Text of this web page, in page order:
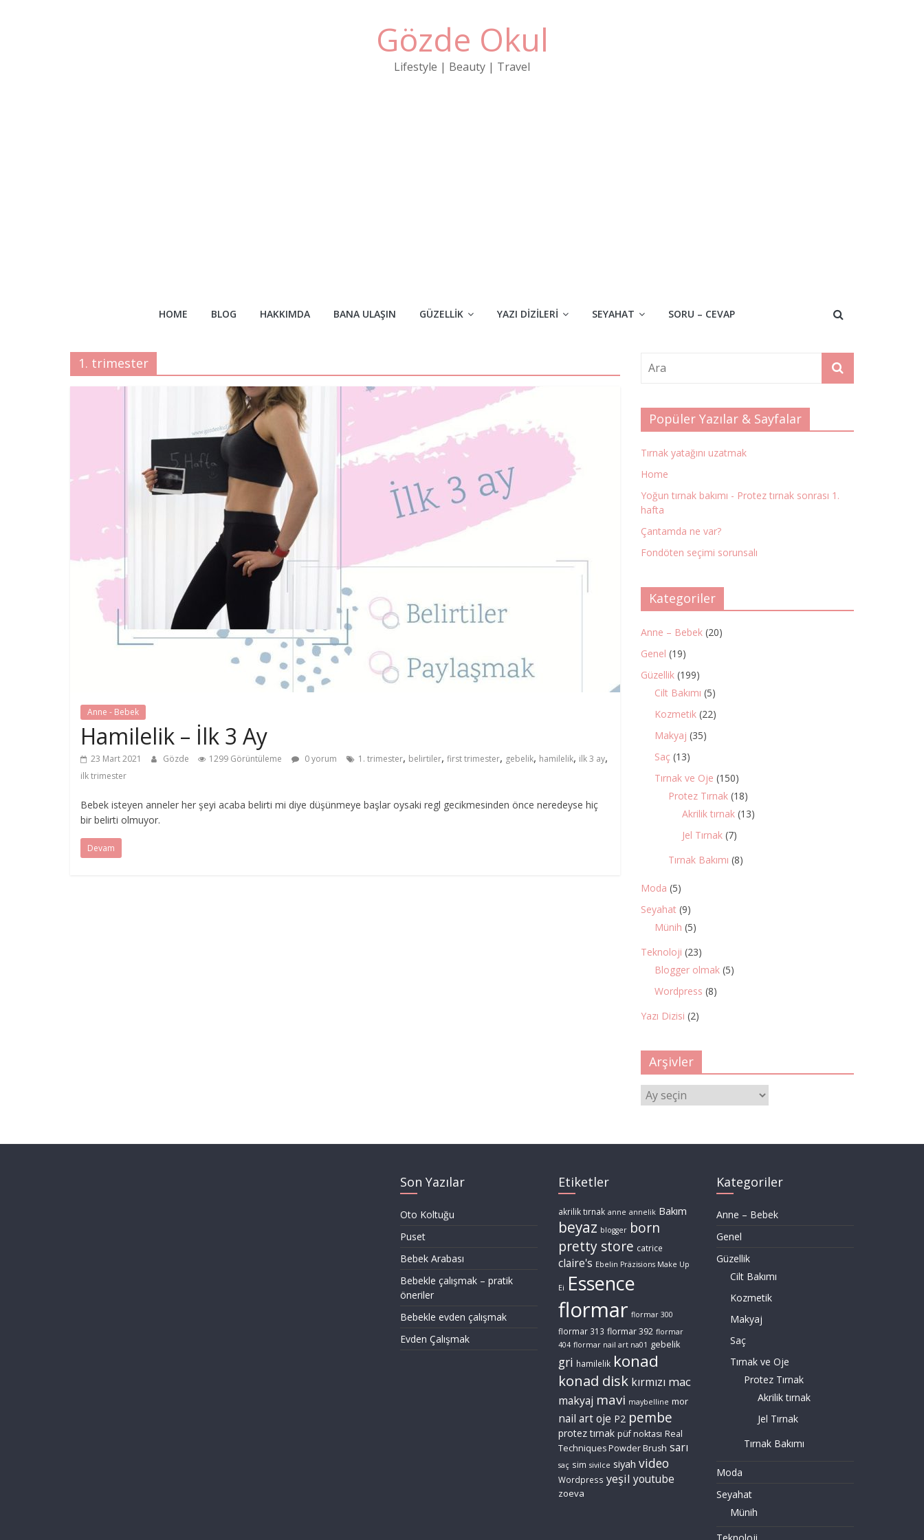
Gözde Okul
Lifestyle | Beauty | Travel
HOME BLOG HAKKIMDA BANA ULAŞIN GÜZELLIK YAZI DIZILERI SEYAHAT SORU – CEVAP
1. trimester
Anne - Bebek
Hamilelik – İlk 3 Ay
23 Mart 2021 Gözde 1299 Görüntüleme 0 yorum 1. trimester, belirtiler, first trimester, gebelik, hamilelik, ilk 3 ay,
ilk trimester
Bebek isteyen anneler her şeyi acaba belirti mi diye düşünmeye başlar oysaki regl gecikmesinden önce neredeyse hiç
bir belirti olmuyor.
Devam
Popüler Yazılar & Sayfalar
Tırnak yatağını uzatmak
Home
Yoğun tırnak bakımı - Protez tırnak sonrası 1.
hafta
Çantamda ne var?
Fondöten seçimi sorunsalı
Kategoriler
Anne – Bebek (20)
Genel (19)
Güzellik (199)
Cilt Bakımı (5)
Kozmetik (22)
Makyaj (35)
Saç (13)
Tırnak ve Oje (150)
Protez Tırnak (18)
Akrilik tırnak (13)
Jel Tırnak (7)
Tırnak Bakımı (8)
Moda (5)
Seyahat (9)
Münih (5)
Teknoloji (23)
Blogger olmak (5)
Wordpress (8)
Yazı Dizisi (2)
Arşivler
Arşivler
Son Yazılar
Oto Koltuğu
Puset
Bebek Arabası
Bebekle çalışmak – pratik
öneriler
Bebekle evden çalışmak
Evden Çalışmak
Etiketler
akrilik tırnak anne annelik Bakım
beyaz blogger born
pretty store catrice
claire's Ebelin Präzisions Make Up
Ei Essence
flormar flormar 300
flormar 313 flormar 392 flormar
404 flormar nail art na01 gebelik
gri hamilelik konad
konad disk kırmızı mac
makyaj mavi maybelline mor
nail artoje P2 pembe
protez tırnak püf noktası Real
Techniques Powder Brush sarı
saç sim sivilce siyah video
Wordpress yeşil youtube
zoeva
Kategoriler
Anne – Bebek
Genel
Güzellik
Cilt Bakımı
Kozmetik
Makyaj
Saç
Tırnak ve Oje
Protez Tırnak
Akrilik tırnak
Jel Tırnak
Tırnak Bakımı
Moda
Seyahat
Münih